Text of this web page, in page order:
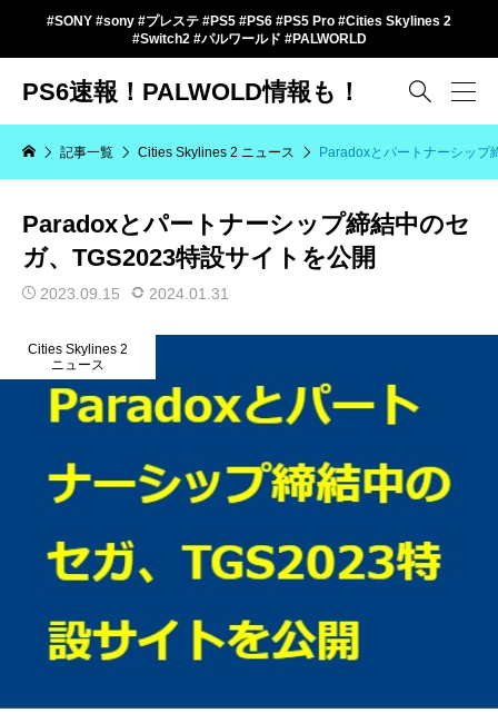
#SONY #sony #プレステ #PS5 #PS6 #PS5 Pro #Cities Skylines 2
#Switch2 #パルワールド #PALWORLD
PS6速報！PALWOLD情報も！ 
記事一覧 Cities Skylines 2 ニュース Paradoxとパートナーシップ
Paradoxとパートナーシップ締結中のセ
ガ、TGS2023特設サイトを公開
2023.09.15 2024.01.31
Cities Skylines 2
ニュース